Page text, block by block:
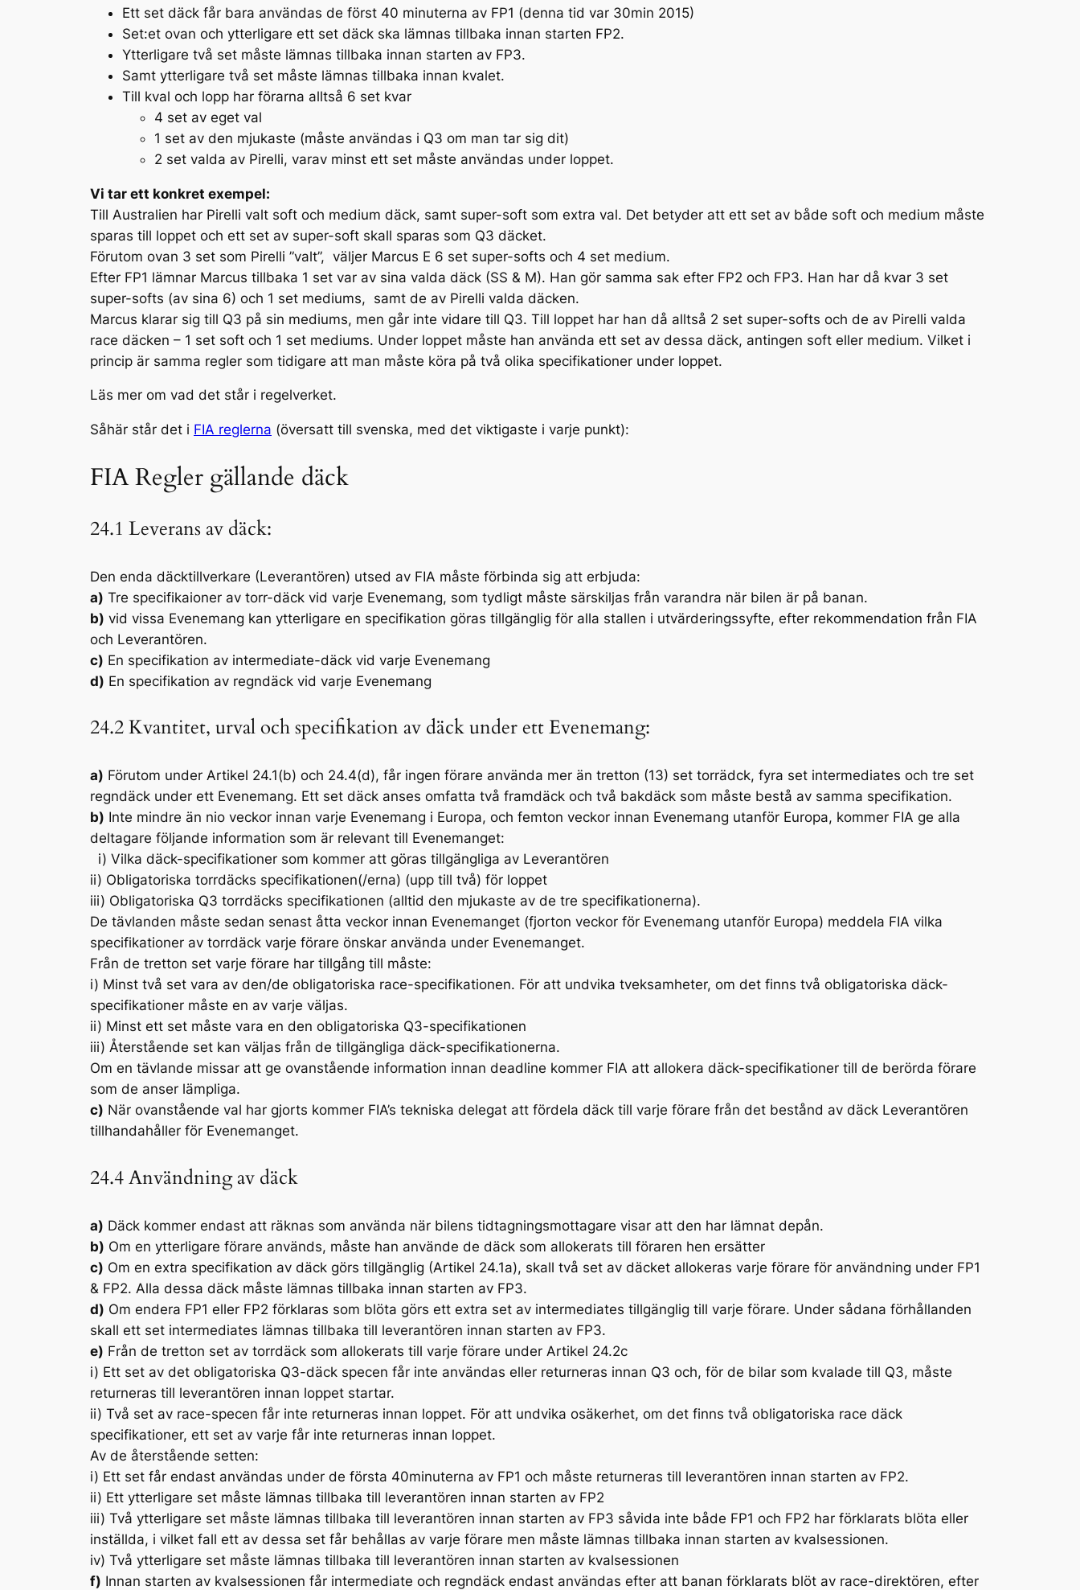
Ett set däck får bara användas de först 40 minuterna av FP1 (denna tid var 30min 2015)
Set:et ovan och ytterligare ett set däck ska lämnas tillbaka innan starten FP2.
Ytterligare två set måste lämnas tillbaka innan starten av FP3.
Samt ytterligare två set måste lämnas tillbaka innan kvalet.
Till kval och lopp har förarna alltså 6 set kvar
4 set av eget val
1 set av den mjukaste (måste användas i Q3 om man tar sig dit)
2 set valda av Pirelli, varav minst ett set måste användas under loppet.
Vi tar ett konkret exempel:
Till Australien har Pirelli valt soft och medium däck, samt super-soft som extra val. Det betyder att ett set av både soft och medium måste
sparas till loppet och ett set av super-soft skall sparas som Q3 däcket.
Förutom ovan 3 set som Pirelli ”valt”, väljer Marcus E 6 set super-softs och 4 set medium.
Efter FP1 lämnar Marcus tillbaka 1 set var av sina valda däck (SS & M). Han gör samma sak efter FP2 och FP3. Han har då kvar 3 set
super-softs (av sina 6) och 1 set mediums, samt de av Pirelli valda däcken.
Marcus klarar sig till Q3 på sin mediums, men går inte vidare till Q3. Till loppet har han då alltså 2 set super-softs och de av Pirelli valda
race däcken – 1 set soft och 1 set mediums. Under loppet måste han använda ett set av dessa däck, antingen soft eller medium. Vilket i
princip är samma regler som tidigare att man måste köra på två olika specifikationer under loppet.
Läs mer om vad det står i regelverket.
Såhär står det i FIA reglerna (översatt till svenska, med det viktigaste i varje punkt):
FIA Regler gällande däck
24.1 Leverans av däck:
Den enda däcktillverkare (Leverantören) utsed av FIA måste förbinda sig att erbjuda:
a) Tre specifikaioner av torr-däck vid varje Evenemang, som tydligt måste särskiljas från varandra när bilen är på banan.
b) vid vissa Evenemang kan ytterligare en specifikation göras tillgänglig för alla stallen i utvärderingssyfte, efter rekommendation från FIA
och Leverantören.
c) En specifikation av intermediate-däck vid varje Evenemang
d) En specifikation av regndäck vid varje Evenemang
24.2 Kvantitet, urval och specifikation av däck under ett Evenemang:
a) Förutom under Artikel 24.1(b) och 24.4(d), får ingen förare använda mer än tretton (13) set torrädck, fyra set intermediates och tre set
regndäck under ett Evenemang. Ett set däck anses omfatta två framdäck och två bakdäck som måste bestå av samma specifikation.
b) Inte mindre än nio veckor innan varje Evenemang i Europa, och femton veckor innan Evenemang utanför Europa, kommer FIA ge alla
deltagare följande information som är relevant till Evenemanget:
i) Vilka däck-specifikationer som kommer att göras tillgängliga av Leverantören
ii) Obligatoriska torrdäcks specifikationen(/erna) (upp till två) för loppet
iii) Obligatoriska Q3 torrdäcks specifikationen (alltid den mjukaste av de tre specifikationerna).
De tävlanden måste sedan senast åtta veckor innan Evenemanget (fjorton veckor för Evenemang utanför Europa) meddela FIA vilka
specifikationer av torrdäck varje förare önskar använda under Evenemanget.
Från de tretton set varje förare har tillgång till måste:
i) Minst två set vara av den/de obligatoriska race-specifikationen. För att undvika tveksamheter, om det finns två obligatoriska däck-
specifikationer måste en av varje väljas.
ii) Minst ett set måste vara en den obligatoriska Q3-specifikationen
iii) Återstående set kan väljas från de tillgängliga däck-specifikationerna.
Om en tävlande missar att ge ovanstående information innan deadline kommer FIA att allokera däck-specifikationer till de berörda förare
som de anser lämpliga.
c) När ovanstående val har gjorts kommer FIA’s tekniska delegat att fördela däck till varje förare från det bestånd av däck Leverantören
tillhandahåller för Evenemanget.
24.4 Användning av däck
a) Däck kommer endast att räknas som använda när bilens tidtagningsmottagare visar att den har lämnat depån.
b) Om en ytterligare förare används, måste han använde de däck som allokerats till föraren hen ersätter
c) Om en extra specifikation av däck görs tillgänglig (Artikel 24.1a), skall två set av däcket allokeras varje förare för användning under FP1
& FP2. Alla dessa däck måste lämnas tillbaka innan starten av FP3.
d) Om endera FP1 eller FP2 förklaras som blöta görs ett extra set av intermediates tillgänglig till varje förare. Under sådana förhållanden
skall ett set intermediates lämnas tillbaka till leverantören innan starten av FP3.
e) Från de tretton set av torrdäck som allokerats till varje förare under Artikel 24.2c
i) Ett set av det obligatoriska Q3-däck specen får inte användas eller returneras innan Q3 och, för de bilar som kvalade till Q3, måste
returneras till leverantören innan loppet startar.
ii) Två set av race-specen får inte returneras innan loppet. För att undvika osäkerhet, om det finns två obligatoriska race däck
specifikationer, ett set av varje får inte returneras innan loppet.
Av de återstående setten:
i) Ett set får endast användas under de första 40minuterna av FP1 och måste returneras till leverantören innan starten av FP2.
ii) Ett ytterligare set måste lämnas tillbaka till leverantören innan starten av FP2
iii) Två ytterligare set måste lämnas tillbaka till leverantören innan starten av FP3 såvida inte både FP1 och FP2 har förklarats blöta eller
inställda, i vilket fall ett av dessa set får behållas av varje förare men måste lämnas tillbaka innan starten av kvalsessionen.
iv) Två ytterligare set måste lämnas tillbaka till leverantören innan starten av kvalsessionen
f) Innan starten av kvalsessionen får intermediate och regndäck endast användas efter att banan förklarats blöt av race-direktören, efter